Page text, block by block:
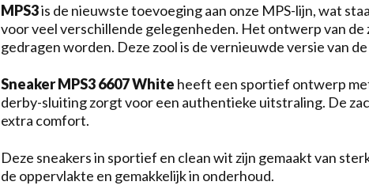
MPS3is de nieuwste toevoeging aan onze MPS-lijn, wat
voor veel verschillende gelegenheden. Het ontwerp van de
gedragen worden. Deze zool is de vernieuwde versie van
Sneaker MPS3 6607 White heeft een sportief ontwerp
derby-sluiting zorgt voor een authentieke uitstraling. De
extra comfort.
Deze sneakers in sportief en clean wit zijn gemaakt van
de oppervlakte en gemakkelijk in onderhoud.